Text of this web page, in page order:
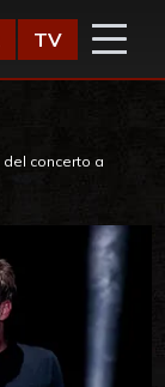
TV
concerto a